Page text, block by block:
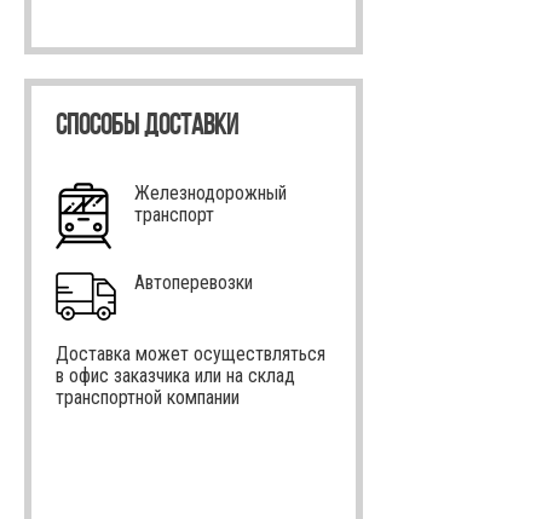
СПОСОБЫ ДОСТАВКИ
Железнодорожный
транспорт
Автоперевозки
Доставка может осуществляться
в офис заказчика или на склад
транспортной компании